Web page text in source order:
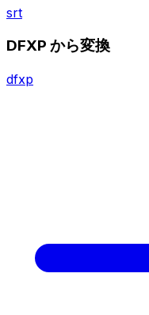
srt
DFXP から変換
dfxp